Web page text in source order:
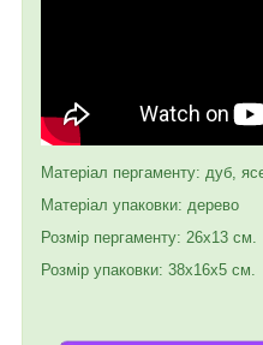
Матеріал пергаменту: дуб,
Матеріал упаковки: дерево
Розмір пергаменту: 26х13 см.
Розмір упаковки: 38х16х5 см.